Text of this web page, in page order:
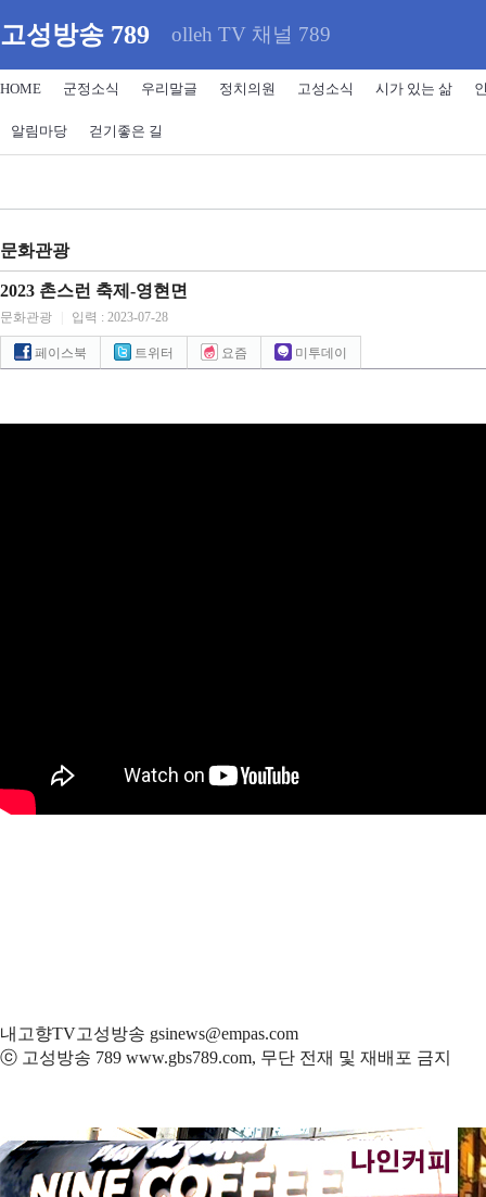
고성방송 789 olleh TV 채널 789
HOME 군정소식 우리말글 정치의원 고성소식 시가 있는 삶
알림마당 걷기좋은 길
문화관광
2023 촌스런 축제-영현면
문화관광 입력 : 2023-07-28
페이스북 트위터 요즘 미투데이
내고향TV고성방송 gsinews@empas.com
ⓒ 고성방송 789 www.gbs789.com, 무단 전재 및 재배포 금지